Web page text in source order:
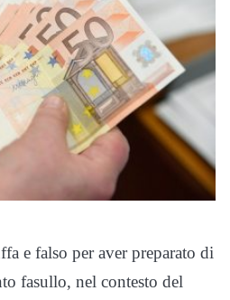
e falso per aver preparato di
fasullo, nel contesto del